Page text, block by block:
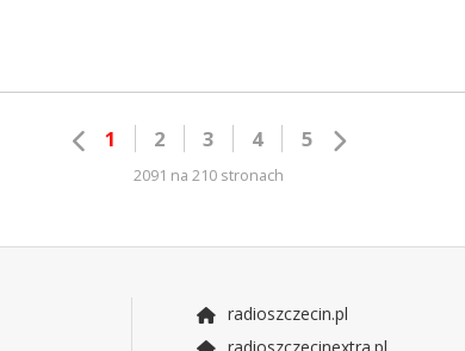
1 2 3 4 5
2091 na 210 stronach
radioszczecin.pl